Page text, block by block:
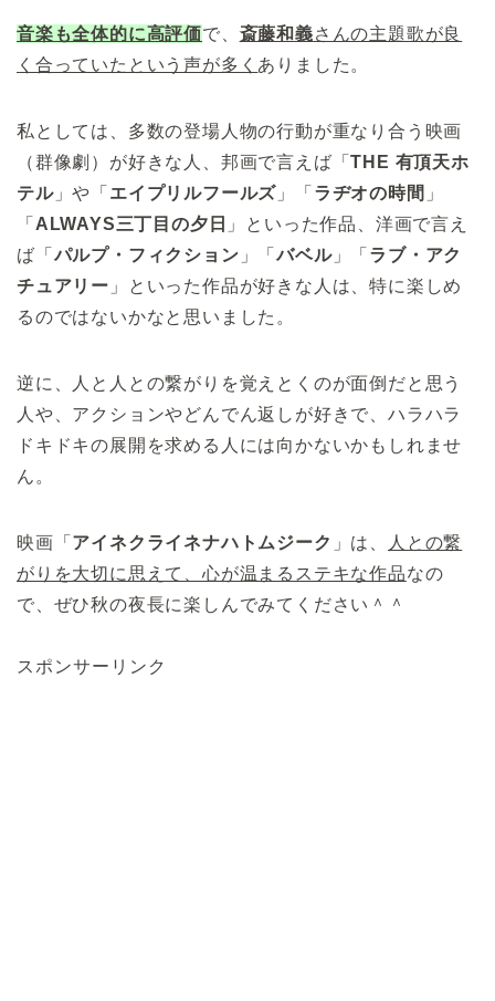
音楽も全体的に高評価で、 斎藤和義さんの主題歌が良
く合っていたという声が多く ありました。
私としては、多数の登場人物の行動が重なり合う映画
（群像劇）が好きな人、邦画で言えば「THE 有頂天ホ
テル」や「 エイプリルフールズ 」「 ラヂオの時間 」
「 ALWAYS三丁目の夕日 」といった作品、洋画で言え
ば「 パルプ・フィクション 」「バベル」「 ラブ・アク
チュアリー 」といった作品が好きな人は、特に楽しめ
るのではないかなと思いました。
逆に、人と人との繋がりを覚えとくのが面倒だと思う
人や、アクションやどんでん返しが好きで、ハラハラ
ドキドキの展開を求める人には向かないかもしれませ
ん。
映画「 アイネクライネナハトムジーク 」は、
人との繋
がりを大切に思えて、心が温まるステキな作品なの
で、ぜひ秋の夜長に楽しんでみてください＾＾
スポンサーリンク